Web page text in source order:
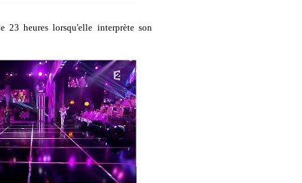
23 heures lorsqu'elle interprète son